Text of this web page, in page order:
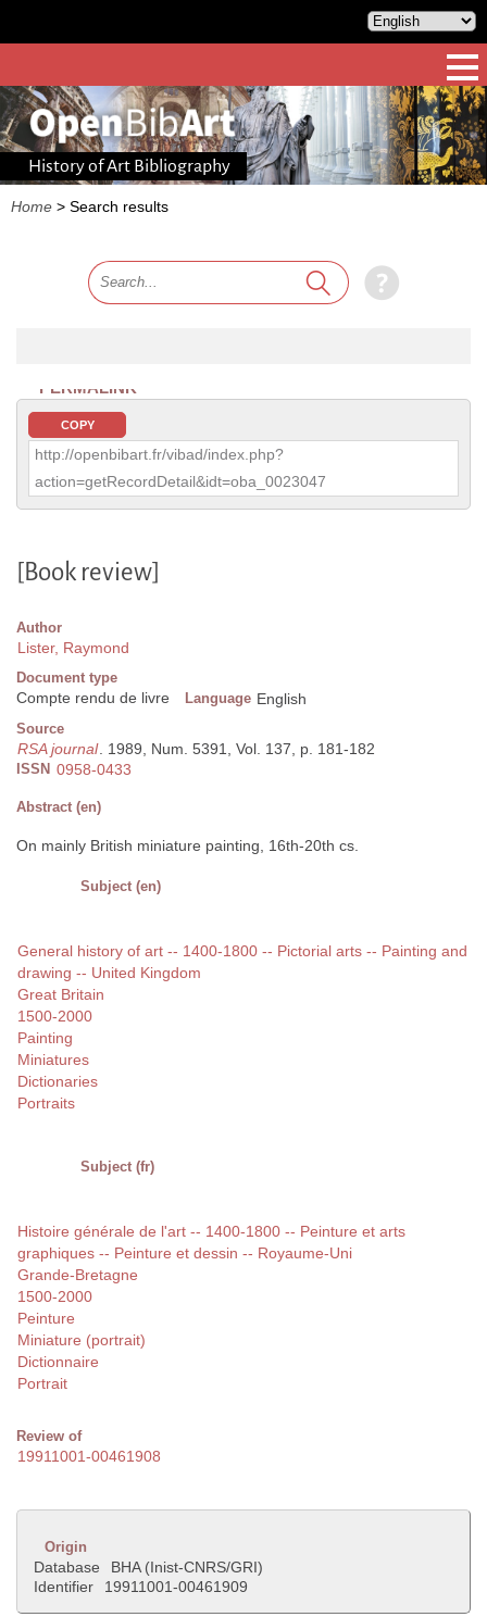
History of Art Bibliography
Home > Search results
PERMALINK
COPY
http://openbibart.fr/vibad/index.php?
action=getRecordDetail&idt=oba_0023047
[Book review]
Author
Lister, Raymond
Document type
Compte rendu de livre Language English
Source
RSA journal. 1989, Num. 5391, Vol. 137, p. 181-182
ISSN 0958-0433
Abstract (en)
On mainly British miniature painting, 16th-20th cs.
Subject (en)
General history of art -- 1400-1800 -- Pictorial arts -- Painting and
drawing -- United Kingdom
Great Britain
1500-2000
Painting
Miniatures
Dictionaries
Portraits
Subject (fr)
Histoire générale de l'art -- 1400-1800 -- Peinture et arts
graphiques -- Peinture et dessin -- Royaume-Uni
Grande-Bretagne
1500-2000
Peinture
Miniature (portrait)
Dictionnaire
Portrait
Review of
19911001-00461908
Origin
Database
BHA (Inist-CNRS/GRI)
Identifier
19911001-00461909